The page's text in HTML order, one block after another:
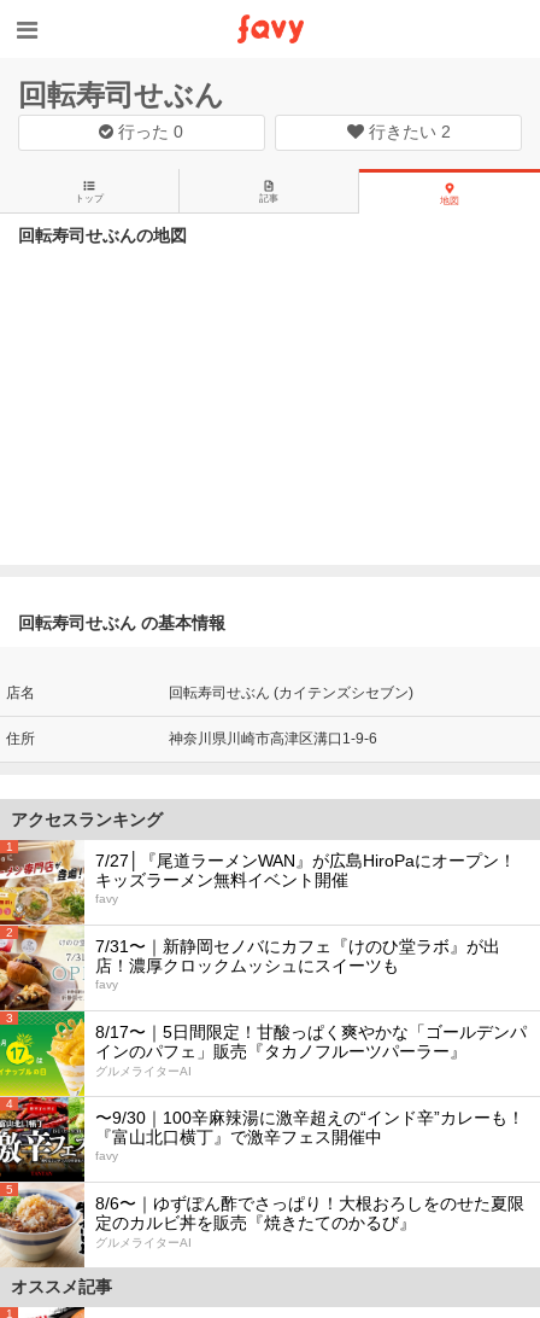
回転寿司せぶん
行った0 行きたい 2
トップ 記事 地図
回転寿司せぶんの地図
回転寿司せぶん の基本情報
店名 回転寿司せぶん (カイテンズシセブン)
住所 神奈川県川崎市高津区溝口1-9-6
アクセスランキング
1
7/27│『尾道ラーメンWAN』が広島HiroPaにオープン！
キッズラーメン無料イベント開催
favy
2
7/31〜｜新静岡セノバにカフェ『けのひ堂ラボ』が出
店！濃厚クロックムッシュにスイーツも
favy
3
8/17〜｜5日間限定！甘酸っぱく爽やかな「ゴールデンパ
インのパフェ」販売『タカノフルーツパーラー』
グルメライターAI
4
〜9/30｜100辛麻辣湯に激辛超えの“インド辛”カレーも！
『富山北口横丁』で激辛フェス開催中
favy
5
8/6〜｜ゆずぽん酢でさっぱり！大根おろしをのせた夏限
定のカルビ丼を販売『焼きたてのかるび』
グルメライターAI
オススメ記事
1